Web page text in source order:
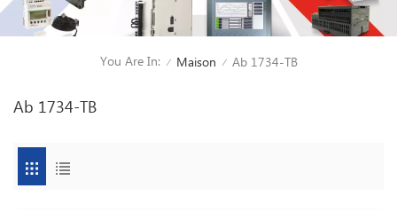
You Are In: / Maison / Ab 1734-TB
Ab 1734-TB